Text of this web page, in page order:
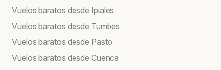
Vuelos baratos desde Ipiales
Vuelos baratos desde Tumbes
Vuelos baratos desde Pasto
Vuelos baratos desde Cuenca